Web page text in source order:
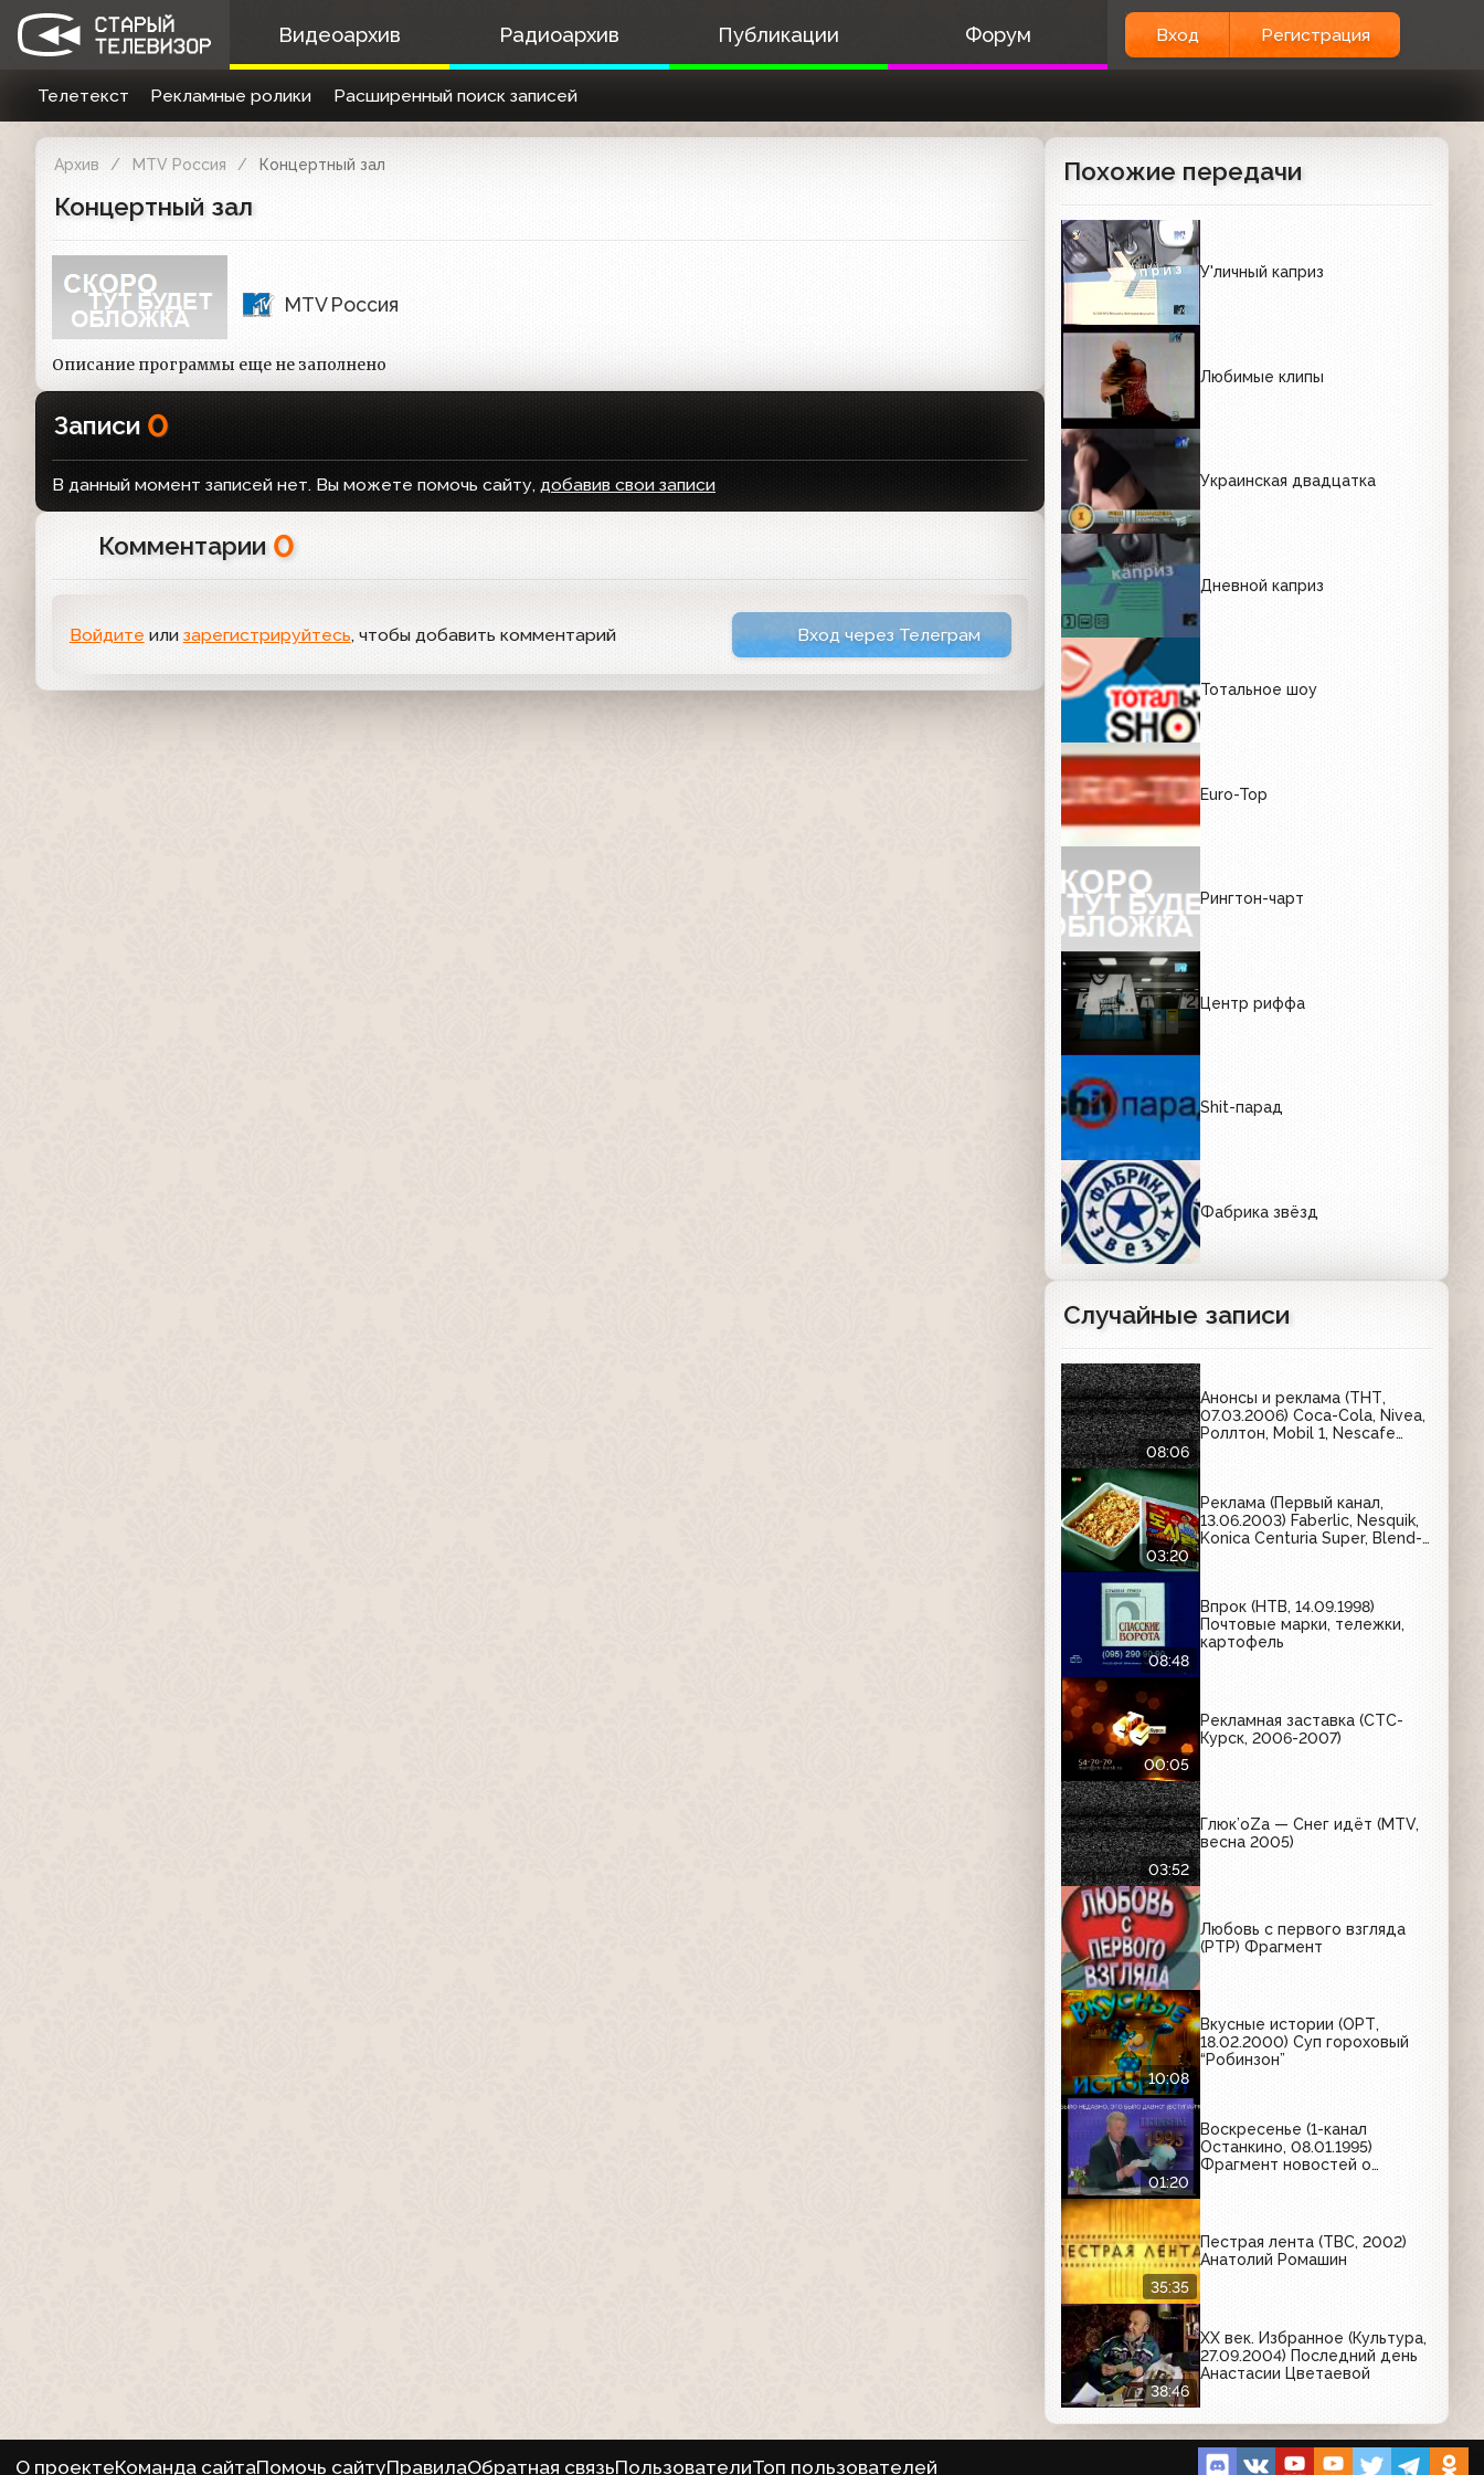
Видеоархив Радиоархив Публикации Форум Вход Регистрация
Телетекст Рекламные ролики Расширенный поиск записей
Архив MTV Россия Концертный зал
Концертный зал
MTV Россия
Описание программы еще не заполнено
Записи 0
В данный момент записей нет. Вы можете помочь сайту, добавив свои записи
Комментарии 0
Войдите или зарегистрируйтесь, чтобы добавить комментарий Вход через Телеграм
Похожие передачи
У'личный каприз
Любимые клипы
Украинская двадцатка
Дневной каприз
Тотальное шоу
Euro-Top
Рингтон-чарт
Центр риффа
Shit-парад
Фабрика звёзд
Случайные записи
08:06
Анонсы и реклама (ТНТ,
07.03.2006) Coca-Cola, Nivea,
Роллтон, Mobil 1, Nescafe
03:20
Реклама (Первый канал,
13.06.2003) Faberlic, Nesquik,
Konica Centuria Super, Blend-
08:48
Впрок (НТВ, 14.09.1998)
Почтовые марки, тележки,
картофель
00:05
Рекламная заставка (СТС-
Курск, 2006-2007)
03:52
Глюк’oZa — Снег идёт (MTV,
весна 2005)
Любовь с первого взгляда
(РТР) Фрагмент
10:08
Вкусные истории (ОРТ,
18.02.2000) Суп гороховый
“Робинзон”
01:20
Воскресенье (1-канал
Останкино, 08.01.1995)
Фрагмент новостей о
35:35
Пестрая лента (ТВС, 2002)
Анатолий Ромашин
38:46
XX век. Избранное (Культура,
27.09.2004) Последний день
Анастасии Цветаевой
О проектеКоманда сайтаПомочь сайтуПравилаОбратная связьПользователиТоп пользователей